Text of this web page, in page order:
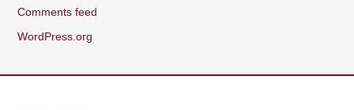
Comments feed
WordPress.org